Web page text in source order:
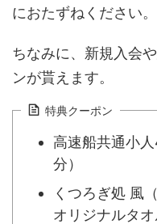
におたずねください。
ちなみに、新規入会
ンが貰えます。
特典クーポン
高速船共通小
分）
くつろぎ処 風
オリジナルタ